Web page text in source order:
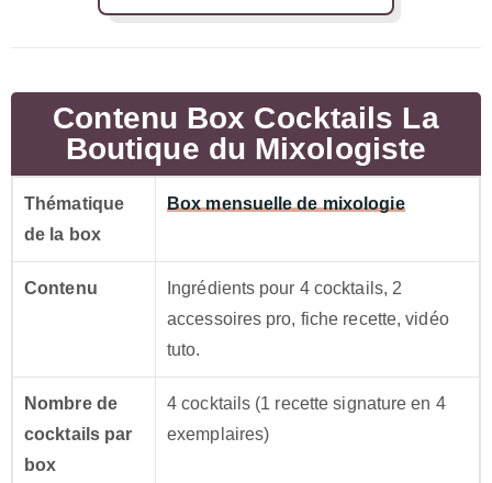
Contenu Box Cocktails La
Boutique du Mixologiste
Thématique
de la box
Box mensuelle de mixologie
Contenu
Ingrédients pour 4 cocktails, 2
accessoires pro, fiche recette, vidéo
tuto.
Nombre de
cocktails par
box
4 cocktails (1 recette signature en 4
exemplaires)